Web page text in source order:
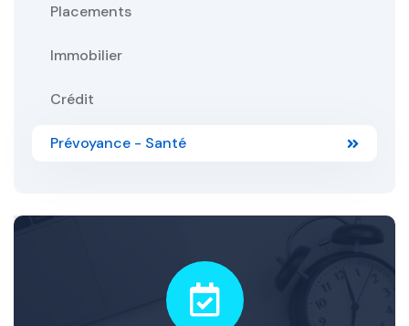
Placements
Immobilier
Crédit
Prévoyance - Santé